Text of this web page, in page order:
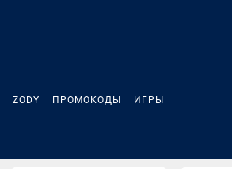
ZODY ПРОМОКОДЫ ИГРЫ